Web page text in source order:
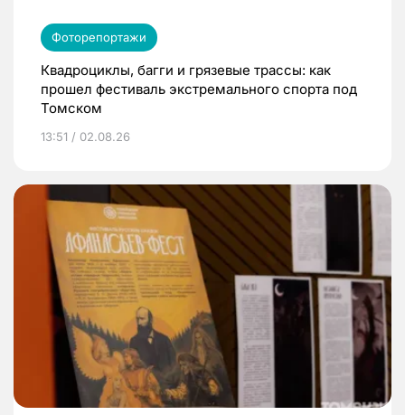
Фоторепортажи
Квадроциклы, багги и грязевые трассы: как
прошел фестиваль экстремального спорта под
Томском
13:51 / 02.08.26